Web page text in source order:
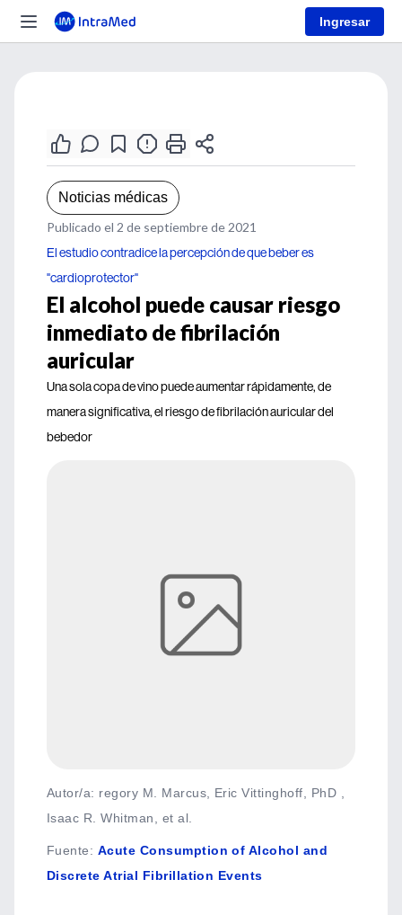
Ingresar
Noticias médicas
Publicado el 2 de septiembre de 2021
El estudio contradice la percepción de que beber es
"cardioprotector"
El alcohol puede causar riesgo
inmediato de fibrilación
auricular
Una sola copa de vino puede aumentar rápidamente, de
manera significativa, el riesgo de fibrilación auricular del
bebedor
Autor/a: regory M. Marcus, Eric Vittinghoff, PhD ,
Isaac R. Whitman, et al.
Fuente: Acute Consumption of Alcohol and
Discrete Atrial Fibrillation Events